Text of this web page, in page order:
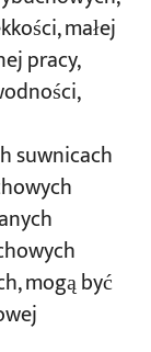
małej
pracy,
suwnicach
mogą być